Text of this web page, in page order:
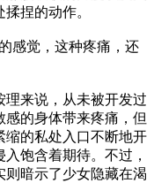
捏的动作。
觉，这种疼痛，还
来说，从未被开发过
的身体带来疼痛，但
缩的私处入口不断地开
饱含着期待。不过，
暗示了少女隐藏在渴